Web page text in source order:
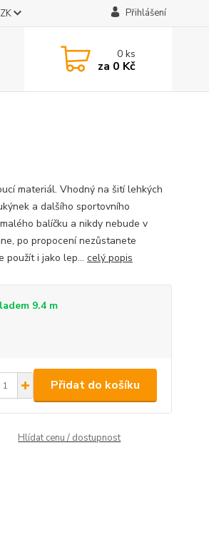
Přihlášení
0ks
za 0 Kč
materiál. Vhodný na šití lehkých
a dalšího sportovního
balíčku a nikdy nebude v
po propocení nezůstanete
použít i jako lep... celý popis
9.4 m
Přidat do košíku
Hlídat cenu / dostupnost